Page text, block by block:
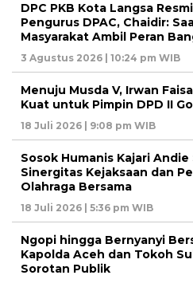
DPC PKB Kota Langsa
Pengurus DPAC, Chaidir:
Masyarakat Ambil Peran
3 Agustus 2026 | 10:24 pm WIB
Menuju Musda V, Irwan
Kuat untuk Pimpin DPD II
18 Juli 2026 | 9:08 pm WIB
Sosok Humanis Kajari
Sinergitas Kejaksaan dan
Olahraga Bersama
18 Juli 2026 | 5:36 pm WIB
Ngopi hingga Bernyanyi
Kapolda Aceh dan Tokoh
Sorotan Publik